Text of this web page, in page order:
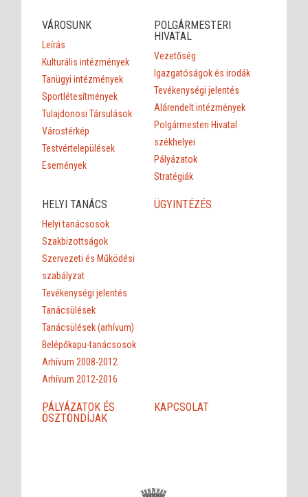
VÁROSUNK
Leírás
Kulturális intézmények
Tanügyi intézmények
Sportlétesítmények
Tulajdonosi Társulások
Várostérkép
Testvértelepülések
Események
POLGÁRMESTERI
HIVATAL
Vezetőség
Igazgatóságok és irodák
Tevékenységi jelentés
Alárendelt intézmények
Polgármesteri Hivatal
székhelyei
Pályázatok
Stratégiák
HELYI TANÁCS
Helyi tanácsosok
Szakbizottságok
Szervezeti és Működési
szabályzat
Tevékenységi jelentés
Tanácsülések
Tanácsülések (arhívum)
Belépőkapu-tanácsosok
Arhívum 2008-2012
Arhívum 2012-2016
ÜGYINTÉZÉS
PÁLYÁZATOK ÉS
ÖSZTÖNDÍJAK
KAPCSOLAT